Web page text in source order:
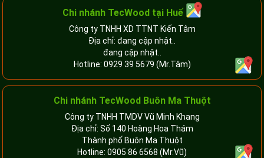
Chi nhánh TecWood tại Huế
Công ty TNHH XD TTNT Kiến Tâm
Địa chỉ: đang cập nhật..
đang cập nhật..
Hotline: 0929 39 5679 (Mr.Tâm)
Chi nhánh TecWood Buôn Ma Thuột
Công ty TNHH TMDV Vũ Minh Khang
Địa chỉ: Số 140 Hoàng Hoa Thám
Thành phố Buôn Ma Thuột
Hotline: 0905 86 6568 (Mr.Vũ)